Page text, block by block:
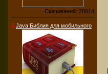
Скачиваний: 28814
2 Java Библия для мобильного